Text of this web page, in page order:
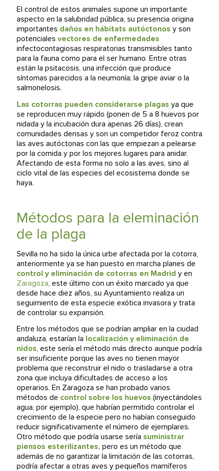
El control de estos animales supone un importante
aspecto en la salubridad pública, su presencia origina
importantes daños en hábitats autóctonos y son
potenciales vectores de enfermedades
infectocontagiosas respiratorias transmisibles tanto
para la fauna como para el ser humano. Entre otras
están la psitacosis, una infección que produce
síntomas parecidos a la neumonía; la gripe aviar o la
salmonelosis.
Las cotorras pueden considerarse plagas ya que
se reproducen muy rápido (ponen de 5 a 8 huevos por
nidada y la incubación dura apenas 26 días), crean
comunidades densas y son un competidor feroz contra
las aves autóctonas con las que empiezan a pelearse
por la comida y por los mejores lugares para anidar.
Afectando de esta forma no solo a las aves, sino al
ciclo vital de las especies del ecosistema donde se
haya.
Métodos para la eleminación
de la plaga
Sevilla no ha sido la única urbe afectada por la cotorra,
anteriormente ya se han puesto en marcha planes de
control y eliminación de cotorras en Madrid y en
Zaragoza, este último con un éxito marcado ya que
desde hace diez años, su Ayuntamiento realiza un
seguimiento de esta especie exótica invasora y trata
de controlar su expansión.
Entre los métodos que se podrían ampliar en la ciudad
andaluza, estarían la localización y eliminación de
nidos, este sería el método más directo aunque podría
ser insuficiente porque las aves no tienen mayor
problema que reconstruir el nido o trasladarse a otra
zona que incluya dificultades de acceso a los
operarios. En Zaragoza se han probado varios
métodos de control sobre los huevos (inyectándoles
agua, por ejemplo), que habrían permitido controlar el
crecimiento de la especie pero no habían conseguido
reducir significativamente el número de ejemplares.
Otro método que podría usarse sería suministrar
piensos esterilizantes, pero es un método que
además de no garantizar la limitación de las cotorras,
podría afectar a otras aves y pequeños mamíferos